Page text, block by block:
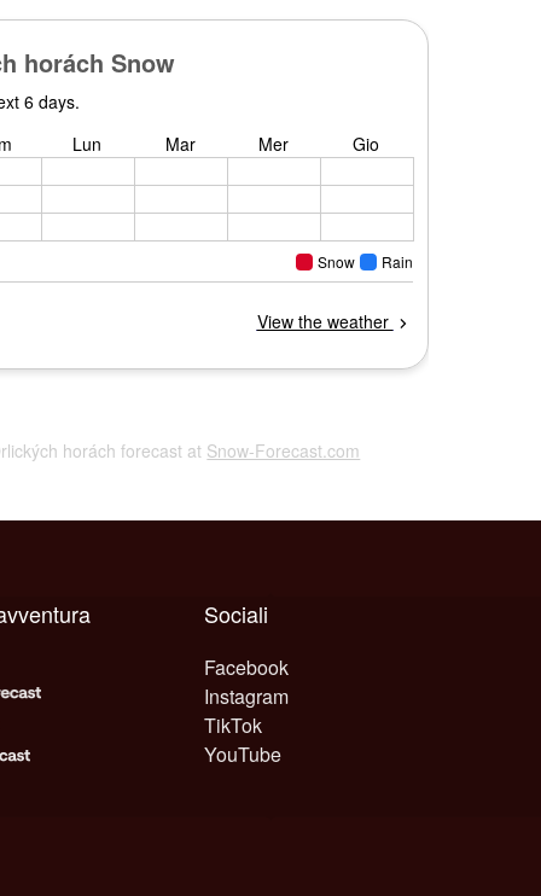
horách forecast at Snow-Forecast.com
Sociali
Facebook
Instagram
TikTok
YouTube